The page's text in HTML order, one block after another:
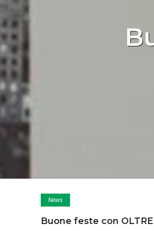
News
Buone feste con